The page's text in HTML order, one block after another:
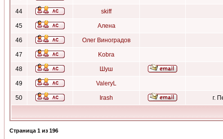
44 skiff
45 Алена
46 Олег Виноградов
47 Kobra
48 Шуш
49 ValeryL
50 Irash г.
Страница 1 из 196